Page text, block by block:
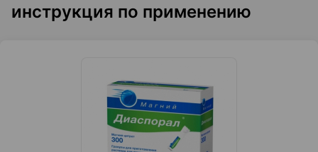
инструкция по применению